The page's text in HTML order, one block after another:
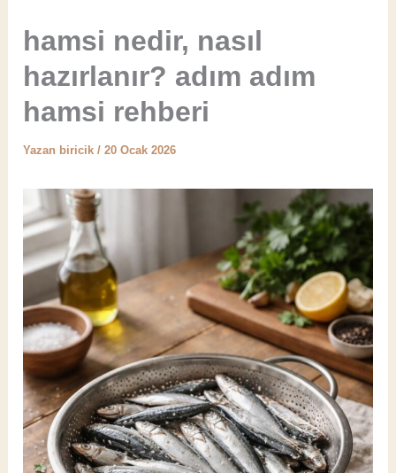
hamsi nedir, nasıl
hazırlanır? adım adım
hamsi rehberi
Yazan biricik/20 Ocak 2026